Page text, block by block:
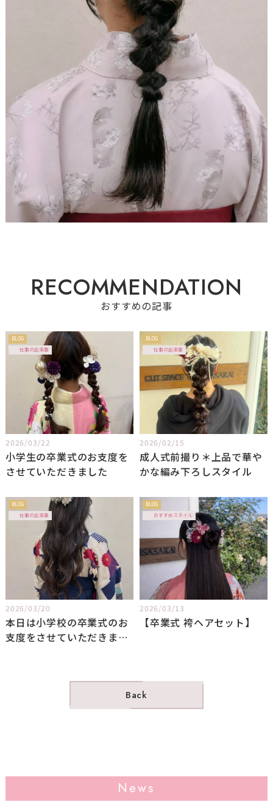
RECOMMENDATION
おすすめの記事
BLOG
仕事の出来事
2026/03/22
小学生の卒業式のお支度を
させていただきました
BLOG
仕事の出来事
2026/02/15
成人式前撮り＊上品で華や
かな編み下ろしスタイル
BLOG
仕事の出来事
2026/03/20
本日は小学校の卒業式のお
支度をさせていただきまし
BLOG
おすすめスタイル
2026/03/13
【卒業式 袴ヘアセット】
Back
News